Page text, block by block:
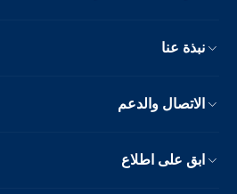
نبذة عنا
الاتصال والدعم
ابق على اطلاع